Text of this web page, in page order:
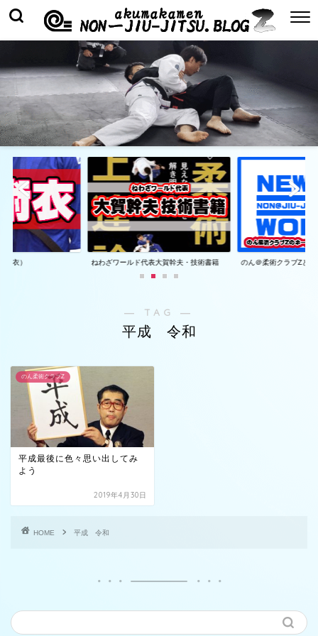
（衣） ねわざワールド代表大賀幹夫・技術書籍 のん＠柔術クラブZとは
― TAG ―
平成 令和
のん柔術クラブZ
平成最後に色々思い出してみ
よう
2019年4月30日
HOME 平成 令和